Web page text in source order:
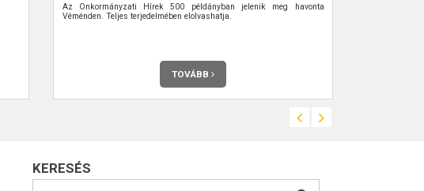
Az Önkormányzati Hírek 500 példányban jelenik meg havonta
Véménden. Teljes terjedelmében elolvashatja.
TOVÁBB
KERESÉS